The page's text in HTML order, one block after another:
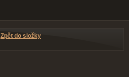
Zpět do složky